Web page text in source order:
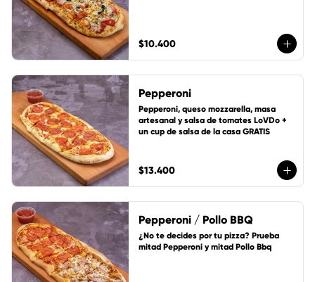
$10.400
Pepperoni
Pepperoni, queso mozzarella, masa
artesanal y salsa de tomates LoVDo +
un cup de salsa de la casa GRATIS
$13.400
Pepperoni / Pollo BBQ
¿No te decides por tu pizza? Prueba
mitad Pepperoni y mitad Pollo Bbq